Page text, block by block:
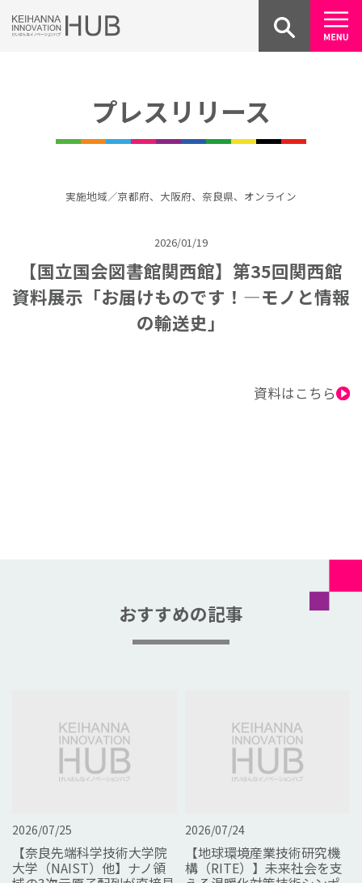
Skip
to
プレスリリース
実施地域／京都府、大阪府、奈良県、オンライン
2026/01/19
【国立国会図書館関西館】第35回関西館
資料展示「お届けものです！―モノと情報
の輸送史」
資料はこちら
おすすめの記事
2026/07/25
【奈良先端科学技術大学院
大学（NAIST）他】ナノ領
2026/07/24
【地球環境産業技術研究機
構（RITE）】未来社会を支